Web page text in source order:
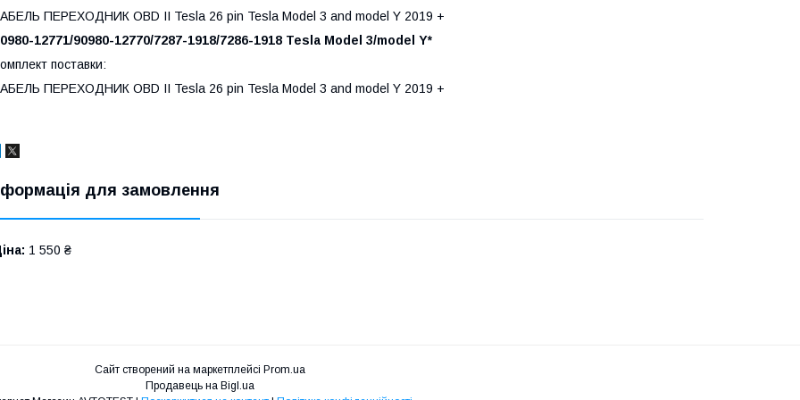
ПЕРЕХОДНИК OBD II Tesla 26 pin Tesla Model 3 and model Y 2019 +
12771/90980-12770/7287-1918/7286-1918 Tesla Model 3/model Y*
поставки:
ПЕРЕХОДНИК OBD II Tesla 26 pin Tesla Model 3 and model Y 2019 +
для замовлення
1 550 ₴
Сайт створений на маркетплейсі Prom.ua
Продавець на Bigl.ua